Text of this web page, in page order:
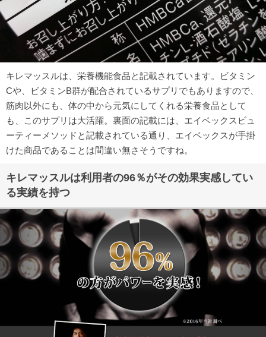
キレマッスルは、栄養機能食品と記載されています。ビタミン
Cや、ビタミンB群が配合されているサプリでもありますので、
筋肉以外にも、体の中から元気にしてくれる栄養食品として
も、このサプリは大活躍。裏面の記載には、エイベックスビュ
ーティーメソッドと記載されている通り、エイベックスが手掛
けた商品であることは間違い無さそうですね。
キレマッスルは利用者の96％がその効果実感してい
る実績を持つ